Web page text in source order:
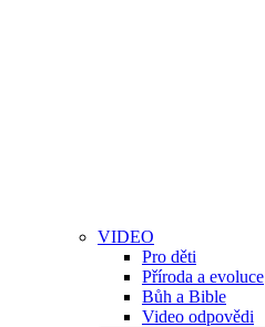
VIDEO
Pro děti
Příroda a evoluce
Bůh a Bible
Video odpovědi